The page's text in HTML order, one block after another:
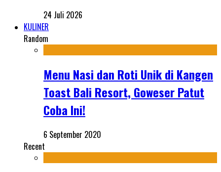
24 Juli 2026
KULINER
Random
Menu Nasi dan Roti Unik di Kangen
Toast Bali Resort, Goweser Patut
Coba Ini!
6 September 2020
Recent